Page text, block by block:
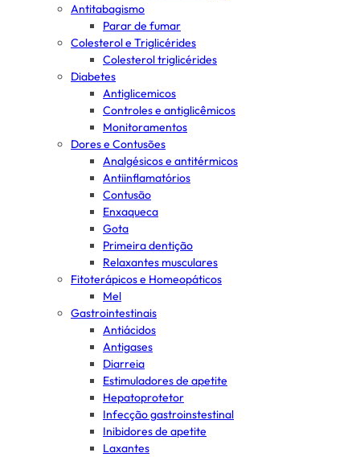
Antitabagismo
Parar de fumar
Colesterol e Triglicérides
Colesterol triglicérides
Diabetes
Antiglicemicos
Controles e antiglicêmicos
Monitoramentos
Dores e Contusões
Analgésicos e antitérmicos
Antiinflamatórios
Contusão
Enxaqueca
Gota
Primeira dentição
Relaxantes musculares
Fitoterápicos e Homeopáticos
Mel
Gastrointestinais
Antiácidos
Antigases
Diarreia
Estimuladores de apetite
Hepatoprotetor
Infecção gastroinstestinal
Inibidores de apetite
Laxantes